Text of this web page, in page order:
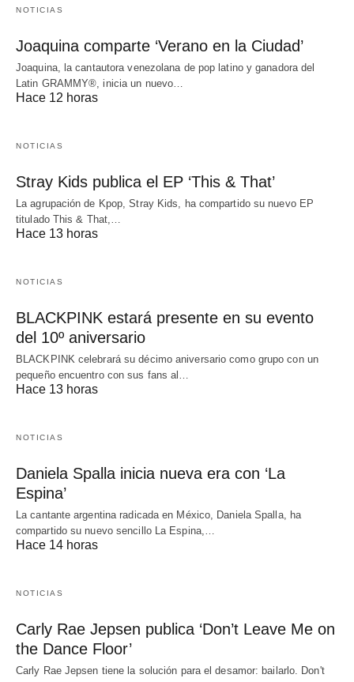
NOTICIAS
Joaquina comparte ‘Verano en la Ciudad’
Joaquina, la cantautora venezolana de pop latino y ganadora del
Latin GRAMMY®, inicia un nuevo…
Hace 12 horas
NOTICIAS
Stray Kids publica el EP ‘This & That’
La agrupación de Kpop, Stray Kids, ha compartido su nuevo EP
titulado This & That,…
Hace 13 horas
NOTICIAS
BLACKPINK estará presente en su evento
del 10º aniversario
BLACKPINK celebrará su décimo aniversario como grupo con un
pequeño encuentro con sus fans al…
Hace 13 horas
NOTICIAS
Daniela Spalla inicia nueva era con ‘La
Espina’
La cantante argentina radicada en México, Daniela Spalla, ha
compartido su nuevo sencillo La Espina,…
Hace 14 horas
NOTICIAS
Carly Rae Jepsen publica ‘Don’t Leave Me on
the Dance Floor’
Carly Rae Jepsen tiene la solución para el desamor: bailarlo. Don't